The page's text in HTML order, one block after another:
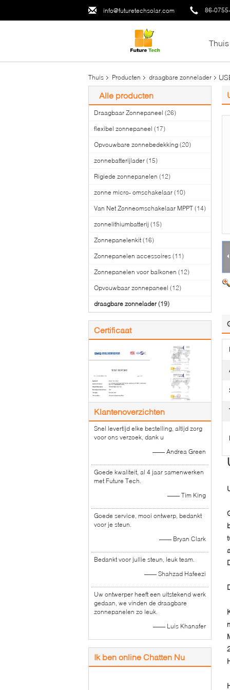
info@futuretechsolar.com 86-
Thuis
Thuis Producten draagbare zonnelader
Alle producten
Draagbaar Zonnepaneel (26)
flexibel zonnepaneel (17)
Opvouwbare zonnebedekking (20)
zonnebatterijlader (15)
Rigiede zonnepanelen (12)
zonne micro- omschakelaar (10)
Van Net Zonneomschakelaar MPPT (14)
zonnelithiumbatterij (15)
Zonnepanelenkit (16)
Zonnepanelen accessoires (11)
Zonnepanelen voor balkonen (12)
Opvouwbaar zonnepaneel (12)
draagbare zonnelader (19)
Certificaat
Klantenoverzichten
Snel levertijd elke bestelling, altijd zorg
voor ons verzoek, dank u
—— Andrea Green
Goede kwaliteit, al 4 jaar samenwerken
met Future Tech.
—— Tim King
Goede service, mooi ontwerp, bedankt
voor je steun.
—— Bryan Clark
Bedankt voor jullie steun, leuk team.
—— Shahzad Hafeezi
Uw ontwerper heeft een uitstekend werk
gedaan, we vinden de draagbare
zonnepanelen zo leuk.
—— Luis Khanafer
Ik ben online Chatten Nu